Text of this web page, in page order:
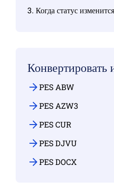
3. Когда статус
Конвертировать
PES ABW
PES AZW3
PES CUR
PES DJVU
PES DOCX